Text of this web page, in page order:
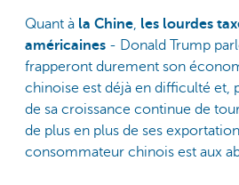
Quant à la Chine, les lourdes
américaines - Donald Trump
frapperont durement son
chinoise est déjà en difficulté et,
de sa croissance continue de
de plus en plus de ses
consommateur chinois est aux